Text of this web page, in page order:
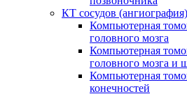
КТ сосудов (ангиография)
Компьютерная
головного мозга
Компьютерная
головного мозга и
Компьютерная
конечностей